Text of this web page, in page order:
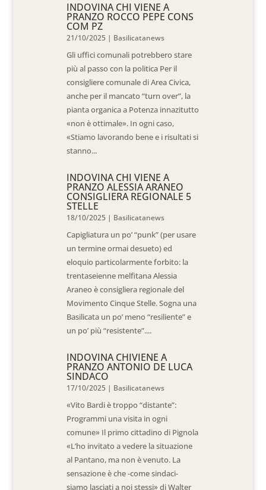
INDOVINA CHI VIENE A
PRANZO ROCCO PEPE CONS
COM PZ
21/10/2025 | Basilicatanews
Gli uffici comunali potrebbero stare
più al passo con la politica Per il
consigliere comunale di Area Civica,
anche per il mancato “turn over”, la
pianta organica a Potenza innazitutto
«non è ottimale». In ogni caso,
«Stiamo lavorando bene e i risultati si
stanno...
INDOVINA CHI VIENE A
PRANZO ALESSIA ARANEO
CONSIGLIERA REGIONALE 5
STELLE
18/10/2025 | Basilicatanews
Capigliatura un po’ “punk” (per usare
un termine ormai desueto) ed
eloquio particolarmente forbito: la
trentaseienne melfitana Alessia
Araneo è consigliera regionale del
Movimento Cinque Stelle. Sogna una
Basilicata un po’ meno “resiliente” e
un po’ più “resistente”....
INDOVINA CHIVIENE A
PRANZO ANTONIO DE LUCA
SINDACO
17/10/2025 | Basilicatanews
«Vito Bardi è troppo “distante”:
Programmi una visita in ogni
comune» Il primo cittadino di Pignola
«L’ho invitato a vedere la situazione
al Pantano, ma non è venuto. La
sensazione è che -come sindaci-
siamo lasciati a noi stessi» di Walter